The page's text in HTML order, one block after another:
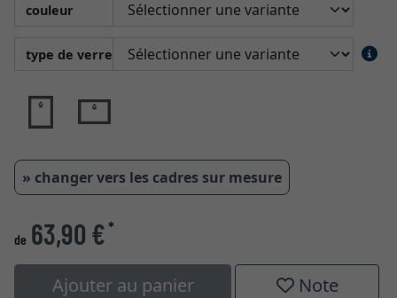
couleur
type de verre
» changer vers les cadres sur mesure
de 63,90 €*
Ajouter au panier Note